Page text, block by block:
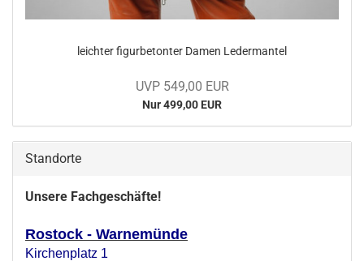
leich­ter fi­gur­be­ton­ter Damen Le­der­man­tel
UVP 549,00 EUR
Nur 499,00 EUR
Standorte
Unsere Fachgeschäfte!
Rostock - Warnemünde
Kirchenplatz 1